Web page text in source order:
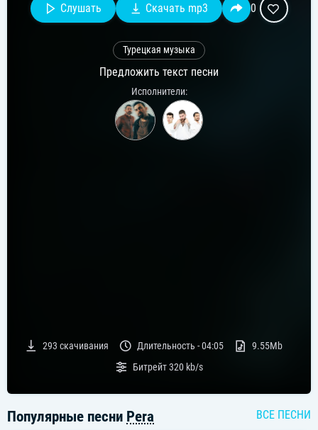
Слушать Скачать mp3 0
Турецкая музыка
Предложить текст песни
Исполнители:
293 скачивания Длительность -04:05
9.55Mb
Битрейт320 kb/s
Популярные песни Pera ВСЕ ПЕСНИ